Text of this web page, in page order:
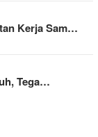
Kerja Sam…
Tega…